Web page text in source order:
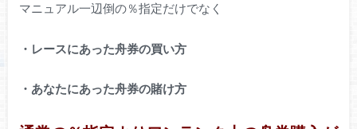
マニュアル一辺倒の％指定だけでなく
・レースにあった舟券の買い方
・あなたにあった舟券の賭け方